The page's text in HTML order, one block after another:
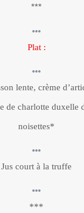
***
Plat :
lente, crème
de charlotte duxelle
noisettes*
Jus court à la truffe
***